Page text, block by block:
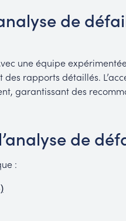
de
une équipe
rapports détaillés.
garantissant des
de
: